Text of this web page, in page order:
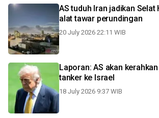
AS tuduh Iran jadikan
alat tawar perundingan
20 July 2026 22:11 WIB
Laporan: AS akan
tanker ke Israel
18 July 2026 9:37 WIB